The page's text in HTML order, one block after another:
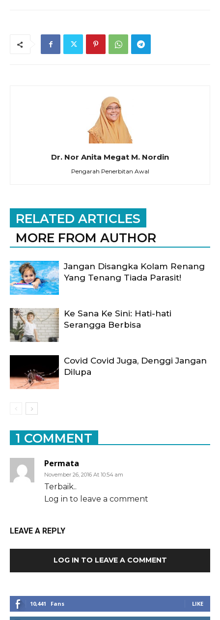
Dr. Nor Anita Megat M. Nordin
Pengarah Penerbitan Awal
RELATED ARTICLES
MORE FROM AUTHOR
Jangan Disangka Kolam Renang
Yang Tenang Tiada Parasit!
Ke Sana Ke Sini: Hati-hati
Serangga Berbisa
Covid Covid Juga, Denggi Jangan
Dilupa
1 COMMENT
Permata
November 26, 2016 At 10:54 am
Terbaik..
Log in to leave a comment
LEAVE A REPLY
LOG IN TO LEAVE A COMMENT
10,441 Fans LIKE